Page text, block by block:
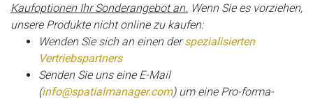
Kaufoptionen Ihr Sonderangebot an. Wenn Sie es vorziehen,
unsere Produkte nicht online zu kaufen:
Wenden Sie sich an einen derspezialisierten
Vertriebspartners
Senden Sie uns eine E-Mail
(info@spatialmanager.com) um eine Pro-forma-